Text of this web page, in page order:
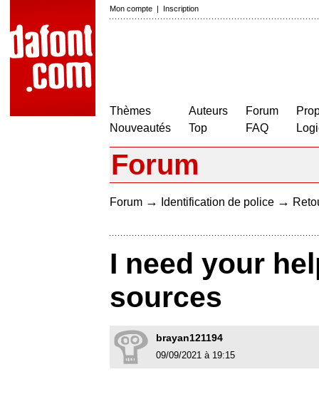
Mon compte | Inscription
Thèmes
Nouveautés
Auteurs
Top
Forum
FAQ
Forum
Forum → Identification de police →
I need your
sources
brayan121194
09/09/2021 à 19:15